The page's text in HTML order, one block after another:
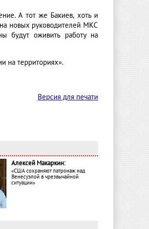
А тот же Бакиев, хоть и
новых руководителей МКС
будут оживить работу на
на территориях».
Версия для печати
Алексей Макаркин:
«США сохраняют патронаж над
Венесуэлой в чрезвычайной
ситуации»